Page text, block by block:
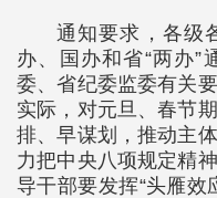
通知要求，各级
办、国办和省“两办”
委、省纪委监委有关
实际，对元旦、春节
排、早谋划，推动主
力把中央八项规定精
导干部要发挥“头雁效